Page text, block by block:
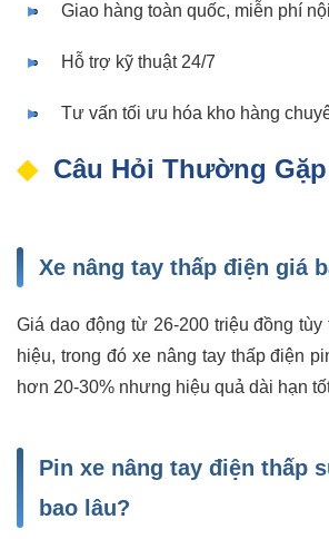
Giao hàng toàn quốc, miễn phí
Hỗ trợ kỹ thuật 24/7
Tư vấn tối ưu hóa kho hàng
Câu Hỏi Thường Gặp
Xe nâng tay thấp điện giá
Giá dao động từ 26-200 triệu đồng
hiệu, trong đó xe nâng tay thấp điện
hơn 20-30% nhưng hiệu quả dài hạn
Pin xe nâng tay điện thấp
bao lâu?